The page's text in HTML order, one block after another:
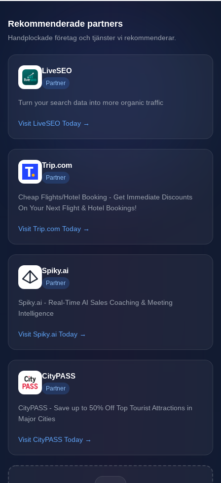
Rekommenderade partners
Handplockade företag och tjänster vi rekommenderar.
LiveSEO
Partner
Turn your search data into more organic traffic
Visit LiveSEO Today →
Trip.com
Partner
Cheap Flights/Hotel Booking - Get Immediate Discounts
On Your Next Flight & Hotel Bookings!
Visit Trip.com Today →
Spiky.ai
Partner
Spiky.ai - Real-Time AI Sales Coaching & Meeting
Intelligence
Visit Spiky.ai Today →
CityPASS
Partner
CityPASS - Save up to 50% Off Top Tourist Attractions in
Major Cities
Visit CityPASS Today →